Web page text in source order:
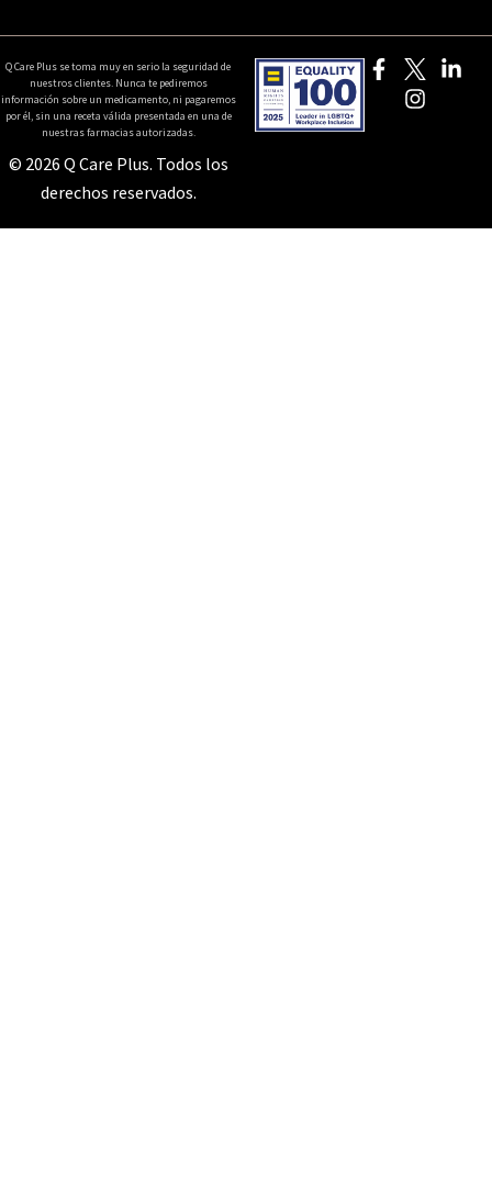
Q Care Plus se toma muy en serio la seguridad de
nuestros clientes. Nunca te pediremos
información sobre un medicamento, ni pagaremos
por él, sin una receta válida presentada en una de
nuestras farmacias autorizadas.
© 2026 Q Care Plus. Todos los
derechos reservados.